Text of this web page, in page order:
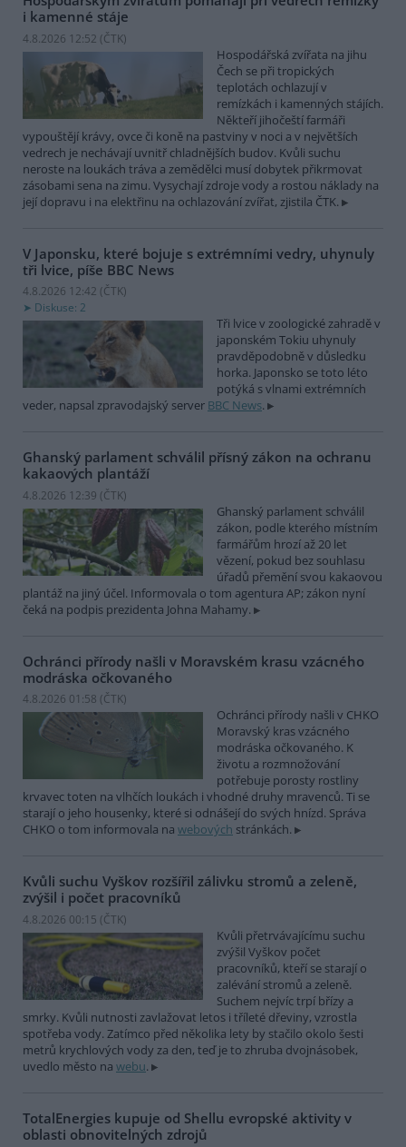
i kamenné stáje
4.8.2026 12:52 (ČTK)
Hospodářská zvířata na jihu
Čech se při tropických
teplotách ochlazují v
remízkách i kamenných stájích.
Někteří jihočeští farmáři
vypouštějí krávy, ovce či koně na pastviny v noci a v největších
vedrech je nechávají uvnitř chladnějších budov. Kvůli suchu
neroste na loukách tráva a zemědělci musí dobytek přikrmovat
zásobami sena na zimu. Vysychají zdroje vody a rostou náklady na
její dopravu i na elektřinu na ochlazování zvířat, zjistila ČTK.
V Japonsku, které bojuje s extrémními vedry, uhynuly
tři lvice, píše BBC News
4.8.2026 12:42 (ČTK)
Diskuse: 2
Tři lvice v zoologické zahradě v
japonském Tokiu uhynuly
pravděpodobně v důsledku
horka. Japonsko se toto léto
potýká s vlnami extrémních
veder, napsal zpravodajský server BBC News.
Ghanský parlament schválil přísný zákon na ochranu
kakaových plantáží
4.8.2026 12:39 (ČTK)
Ghanský parlament schválil
zákon, podle kterého místním
farmářům hrozí až 20 let
vězení, pokud bez souhlasu
úřadů přemění svou kakaovou
plantáž na jiný účel. Informovala o tom agentura AP; zákon nyní
čeká na podpis prezidenta Johna Mahamy.
Ochránci přírody našli v Moravském krasu vzácného
modráska očkovaného
4.8.2026 01:58 (ČTK)
Ochránci přírody našli v CHKO
Moravský kras vzácného
modráska očkovaného. K
životu a rozmnožování
potřebuje porosty rostliny
krvavec toten na vlhčích loukách i vhodné druhy mravenců. Ti se
starají o jeho housenky, které si odnášejí do svých hnízd. Správa
CHKO o tom informovala na webových stránkách.
Kvůli suchu Vyškov rozšířil zálivku stromů a zeleně,
zvýšil i počet pracovníků
4.8.2026 00:15 (ČTK)
Kvůli přetrvávajícímu suchu
zvýšil Vyškov počet
pracovníků, kteří se starají o
zalévání stromů a zeleně.
Suchem nejvíc trpí břízy a
smrky. Kvůli nutnosti zavlažovat letos i tříleté dřeviny, vzrostla
spotřeba vody. Zatímco před několika lety by stačilo okolo šesti
metrů krychlových vody za den, teď je to zhruba dvojnásobek,
uvedlo město na webu.
TotalEnergies kupuje od Shellu evropské aktivity v
oblasti obnovitelných zdrojů